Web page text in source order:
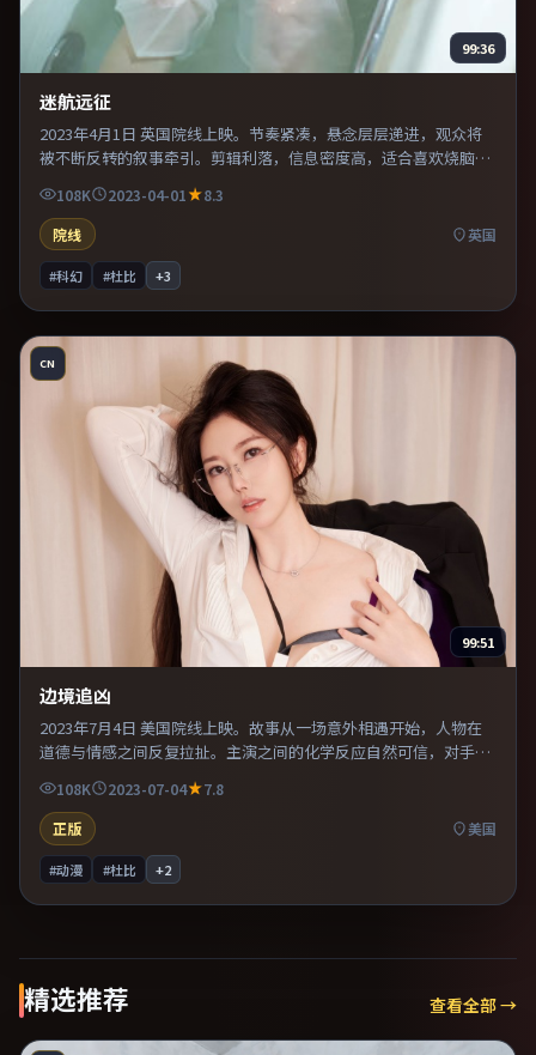
99:36
迷航远征
2023年4月1日 英国院线上映。节奏紧凑，悬念层层递进，观众将
被不断反转的叙事牵引。剪辑利落，信息密度高，适合喜欢烧脑与
推理的观众。既有类型片爽感，也保留作者表达，口碑潜力不俗。
108K 2023-04-01
8.3
院线
英国
#科幻 #杜比 +3
CN
99:51
边境追凶
2023年7月4日 美国院线上映。故事从一场意外相遇开始，人物在
道德与情感之间反复拉扯。主演之间的化学反应自然可信，对手戏
张力贯穿全片。整体完成度较高，适合周末一口气看完。
108K 2023-07-04
7.8
正版
美国
#动漫 #杜比 +2
精选推荐 查看全部 →